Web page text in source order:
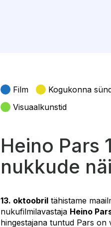
Film Kogukonna
Visuaalkunstid
Heino Pars
nukkude
13. oktoobril tähistame
nukufilmilavastaja Heino
hingestajana tuntud Pars on